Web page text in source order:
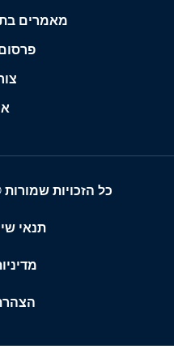
מאמרים
כל הזכויות שמורות ©
תנאי